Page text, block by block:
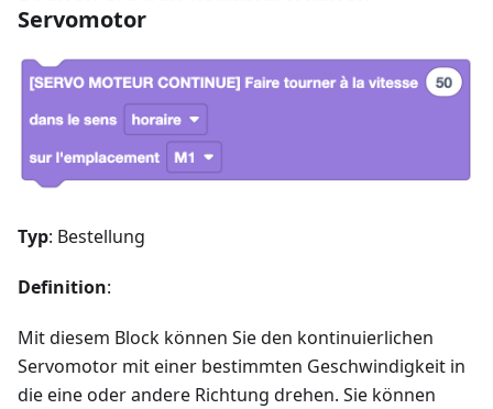
Servomotor
Typ: Bestellung
Definition:
Mit diesem Block können Sie den kontinuierlichen
Servomotor mit einer bestimmten Geschwindigkeit in
die eine oder andere Richtung drehen. Sie können